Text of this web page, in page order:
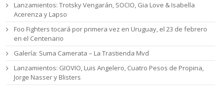
Lanzamientos: Trotsky Vengarán, SOCIO, Gia Love & Isabella
Acerenza y Lapso
Foo Fighters tocará por primera vez en Uruguay, el 23 de febrero
en el Centenario
Galería: Suma Camerata – La Trastienda Mvd
Lanzamientos: GIOVIO, Luis Angelero, Cuatro Pesos de Propina,
Jorge Nasser y Blisters